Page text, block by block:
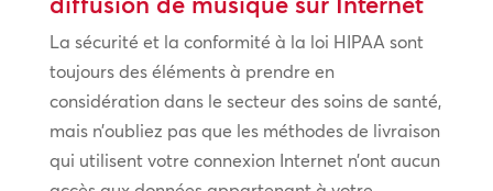
La sécurité et la conformité à la loi HIPAA sont
toujours des éléments à prendre en
considération dans le secteur des soins de santé,
mais n’oubliez pas que les méthodes de livraison
qui utilisent votre connexion Internet n’ont aucun